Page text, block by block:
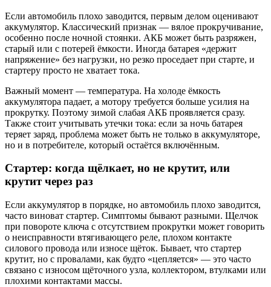
Если автомобиль плохо заводится, первым делом оценивают
аккумулятор. Классический признак — вялое прокручивание,
особенно после ночной стоянки. АКБ может быть разряжен,
старый или с потерей ёмкости. Иногда батарея «держит
напряжение» без нагрузки, но резко проседает при старте, и
стартеру просто не хватает тока.
Важный момент — температура. На холоде ёмкость
аккумулятора падает, а мотору требуется больше усилия на
прокрутку. Поэтому зимой слабая АКБ проявляется сразу.
Также стоит учитывать утечки тока: если за ночь батарея
теряет заряд, проблема может быть не только в аккумуляторе,
но и в потребителе, который остаётся включённым.
Стартер: когда щёлкает, но не крутит, или
крутит через раз
Если аккумулятор в порядке, но автомобиль плохо заводится,
часто виноват стартер. Симптомы бывают разными. Щелчок
при повороте ключа с отсутствием прокрутки может говорить
о неисправности втягивающего реле, плохом контакте
силового провода или износе щёток. Бывает, что стартер
крутит, но с провалами, как будто «цепляется» — это часто
связано с износом щёточного узла, коллектором, втулками или
плохими контактами массы.